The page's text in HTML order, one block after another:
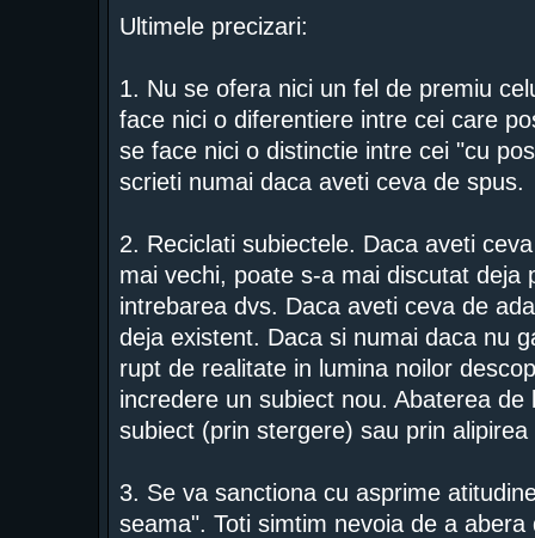
Ultimele precizari:
1. Nu se ofera nici un fel de premiu
face nici o diferentiere intre cei care
se face nici o distinctie intre cei "cu
scrieti numai daca aveti ceva de spus.
2. Reciclati subiectele. Daca aveti
mai vechi, poate s-a mai discutat
intrebarea dvs. Daca aveti ceva de
deja existent. Daca si numai daca nu
rupt de realitate in lumina noilor
incredere un subiect nou. Abaterea
subiect (prin stergere) sau prin
3. Se va sanctiona cu asprime
seama". Toti simtim nevoia de a